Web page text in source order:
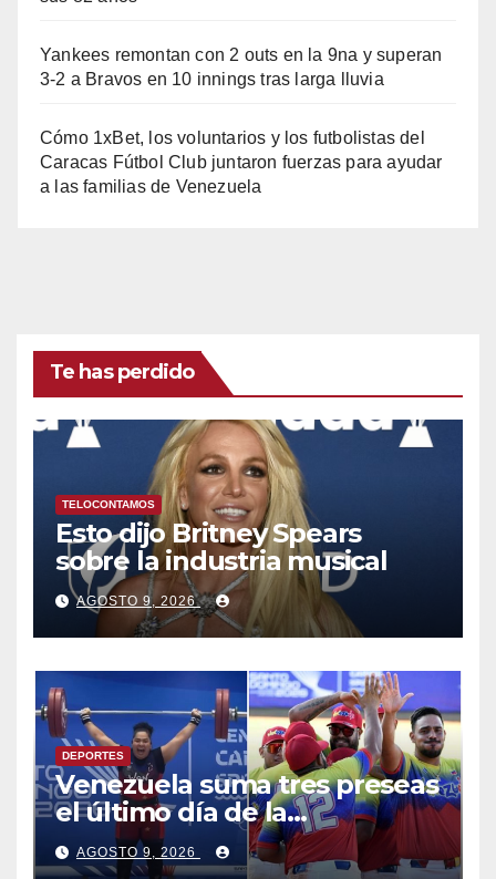
Yankees remontan con 2 outs en la 9na y superan
3-2 a Bravos en 10 innings tras larga lluvia
Cómo 1xBet, los voluntarios y los futbolistas del
Caracas Fútbol Club juntaron fuerzas para ayudar
a las familias de Venezuela
Te has perdido
TELOCONTAMOS
Esto dijo Britney Spears
sobre la industria musical
AGOSTO 9, 2026
DEPORTES
Venezuela suma tres preseas
el último día de la
competencia y asegura el
cuarto lugar en el premiación
AGOSTO 9, 2026